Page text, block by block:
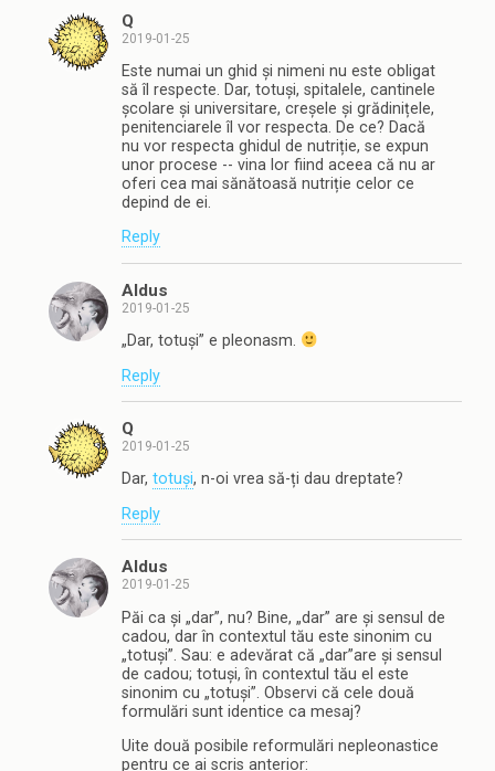
Q
2019-01-25
Este numai un ghid și nimeni nu este obligat
să îl respecte. Dar, totuși, spitalele, cantinele
școlare și universitare, creșele și grădinițele,
penitenciarele îl vor respecta. De ce? Dacă
nu vor respecta ghidul de nutriție, se expun
unor procese -- vina lor fiind aceea că nu ar
oferi cea mai sănătoasă nutriție celor ce
depind de ei.
Reply
Aldus
2019-01-25
„Dar, totuși” e pleonasm.
Reply
Q
2019-01-25
Dar, totuși, n-oi vrea să-ți dau dreptate?
Reply
Aldus
2019-01-25
Păi ca și „dar”, nu? Bine, „dar” are și sensul de
cadou, dar în contextul tău este sinonim cu
„totuși”. Sau: e adevărat că „dar”are și sensul
de cadou; totuși, în contextul tău el este
sinonim cu „totuși”. Observi că cele două
formulări sunt identice ca mesaj?
Uite două posibile reformulări nepleonastice
pentru ce ai scris anterior: